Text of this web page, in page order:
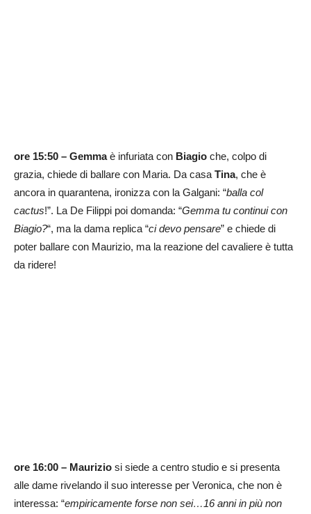
ore 15:50 – Gemmaè infuriata con Biagio che, colpo di
grazia, chiede di ballare con Maria. Da casa Tina, che è
ancora in quarantena, ironizza con la Galgani: “balla col
cactus!”. La De Filippi poi domanda: “Gemma tu continui con
Biagio?“, ma la dama replica “ci devo pensare” e chiede di
poter ballare con Maurizio, ma la reazione del cavaliere è tutta
da ridere!
ore 16:00 – Maurizio si siede a centro studio e si presenta
alle dame rivelando il suo interesse per Veronica, che non è
interessa: “empiricamente forse non sei…16 anni in più non